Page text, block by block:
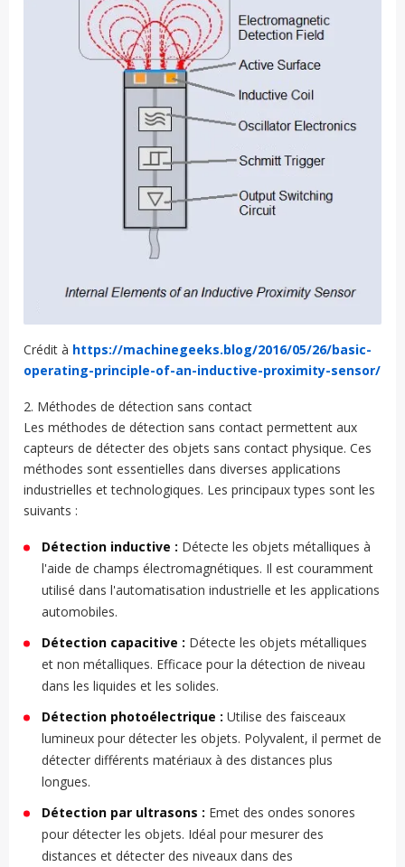
Crédit à https://machinegeeks.blog/2016/05/26/basic-
operating-principle-of-an-inductive-proximity-sensor/
2. Méthodes de détection sans contact
Les méthodes de détection sans contact permettent aux
capteurs de détecter des objets sans contact physique. Ces
méthodes sont essentielles dans diverses applications
industrielles et technologiques. Les principaux types sont les
suivants :
Détection inductive : Détecte les objets métalliques à
l'aide de champs électromagnétiques. Il est couramment
utilisé dans l'automatisation industrielle et les applications
automobiles.
Détection capacitive : Détecte les objets métalliques
et non métalliques. Efficace pour la détection de niveau
dans les liquides et les solides.
Détection photoélectrique : Utilise des faisceaux
lumineux pour détecter les objets. Polyvalent, il permet de
détecter différents matériaux à des distances plus
longues.
Détection par ultrasons : Emet des ondes sonores
pour détecter les objets. Idéal pour mesurer des
distances et détecter des niveaux dans des